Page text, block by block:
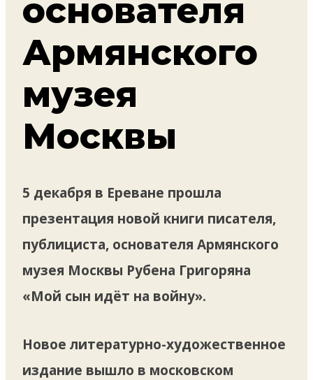
основателя
Армянского
музея
Москвы
5 декабря в Ереване прошла
презентация новой книги писателя,
публициста, основателя Армянского
музея Москвы Рубена Григоряна
«Мой сын идёт на войну».
Новое литературно-художественное
издание вышло в московском